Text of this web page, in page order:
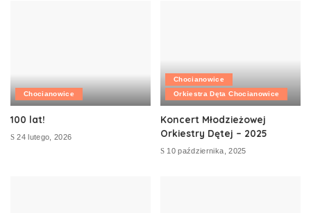
Chocianowice
100 lat!
24 lutego, 2026
Chocianowice
Orkiestra Dęta Chocianowice
Koncert Młodzieżowej
Orkiestry Dętej – 2025
10 października, 2025